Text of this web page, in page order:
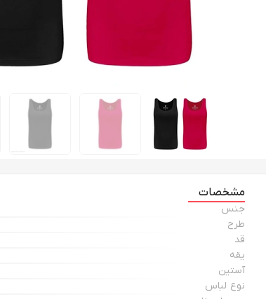
مشخصات
جنس
طرح
قد
یقه
آستین
نوع لباس